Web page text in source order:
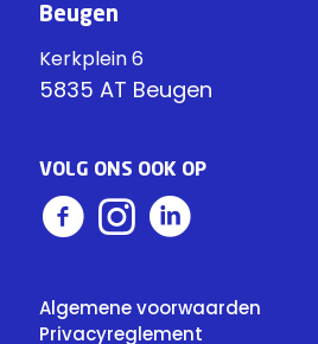
Beugen
Kerkplein 6
5835 AT Beugen
VOLG ONS OOK OP
Algemene voorwaarden
Privacyreglement